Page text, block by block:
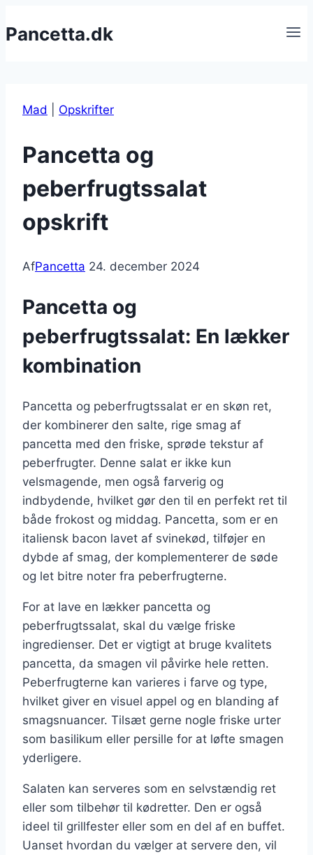
til
Pancetta.dk
Mad Opskrifter
Pancetta og
peberfrugtssalat
opskrift
AfPancetta 24. december 2024
Pancetta og
peberfrugtssalat: En lækker
kombination
Pancetta og peberfrugtssalat er en skøn ret,
der kombinerer den salte, rige smag af
pancetta med den friske, sprøde tekstur af
peberfrugter. Denne salat er ikke kun
velsmagende, men også farverig og
indbydende, hvilket gør den til en perfekt ret til
både frokost og middag. Pancetta, som er en
italiensk bacon lavet af svinekød, tilføjer en
dybde af smag, der komplementerer de søde
og let bitre noter fra peberfrugterne.
For at lave en lækker pancetta og
peberfrugtssalat, skal du vælge friske
ingredienser. Det er vigtigt at bruge kvalitets
pancetta, da smagen vil påvirke hele retten.
Peberfrugterne kan varieres i farve og type,
hvilket giver en visuel appel og en blanding af
smagsnuancer. Tilsæt gerne nogle friske urter
som basilikum eller persille for at løfte smagen
yderligere.
Salaten kan serveres som en selvstændig ret
eller som tilbehør til kødretter. Den er også
ideel til grillfester eller som en del af en buffet.
Uanset hvordan du vælger at servere den, vil